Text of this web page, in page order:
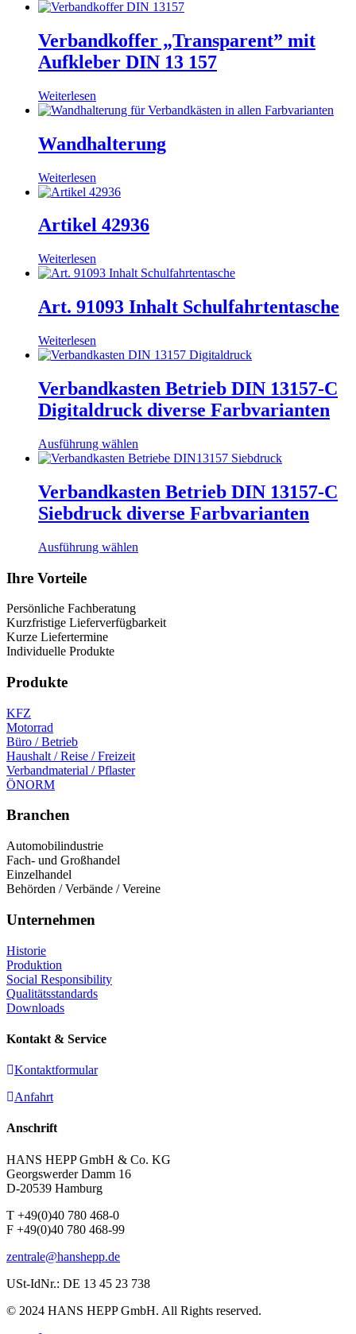
Optionen
auf
der
Produktseite
Verbandkoffer „Transparent” mit
Aufkleber DIN 13 157
Weiterlesen
Wandhalterung
Weiterlesen
Artikel 42936
Weiterlesen
Art. 91093 Inhalt Schulfahrtentasche
Weiterlesen
Verbandkasten Betrieb DIN 13157-C
Digitaldruck diverse Farbvarianten
Ausführung wählen
Produkt
mehrere
Varianten
auf.
können
werden
Verbandkasten Betrieb DIN 13157-C
Siebdruck diverse Farbvarianten
Ausführung wählen
auf.
Ihre Vorteile
Persönliche Fachberatung
Kurzfristige Lieferverfügbarkeit
Kurze Liefertermine
Individuelle Produkte
Produkte
KFZ
Motorrad
Büro / Betrieb
Haushalt / Reise / Freizeit
Verbandmaterial / Pflaster
ÖNORM
Branchen
Automobilindustrie
Fach- und Großhandel
Einzelhandel
Behörden / Verbände / Vereine
Unternehmen
Historie
Produktion
Social Responsibility
Qualitätsstandards
Downloads
Kontakt & Service
Kontaktformular
Anfahrt
Anschrift
HANS HEPP GmbH & Co. KG
Georgswerder Damm 16
D-20539 Hamburg
T +49(0)40 780 468-0
F +49(0)40 780 468-99
zentrale@hanshepp.de
USt-IdNr.: DE 13 45 23 738
© 2024 HANS HEPP GmbH. All Rights reserved.